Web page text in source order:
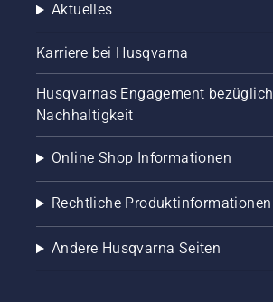
Aktuelles
Karriere bei Husqvarna
Husqvarnas Engagement bezüglich
Nachhaltigkeit
Online Shop Informationen
Rechtliche Produktinformationen
Andere Husqvarna Seiten